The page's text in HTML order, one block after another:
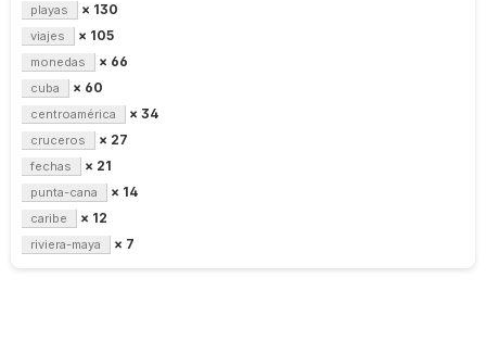
playas × 130
viajes × 105
monedas × 66
cuba × 60
centroamérica × 34
cruceros × 27
fechas × 21
punta-cana × 14
caribe × 12
riviera-maya × 7